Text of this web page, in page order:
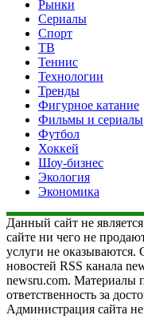
Рынки
Сериалы
Спорт
ТВ
Теннис
Технологии
Тренды
Фигурное катание
Фильмы и сериалы
Футбол
Хоккей
Шоу-бизнес
Экология
Экономика
Данный сайт не
сайте ни чего не
услуги не оказываются.
новостей RSS канала
newsru.com. Материалы
ответственность за
Администрация сайта не